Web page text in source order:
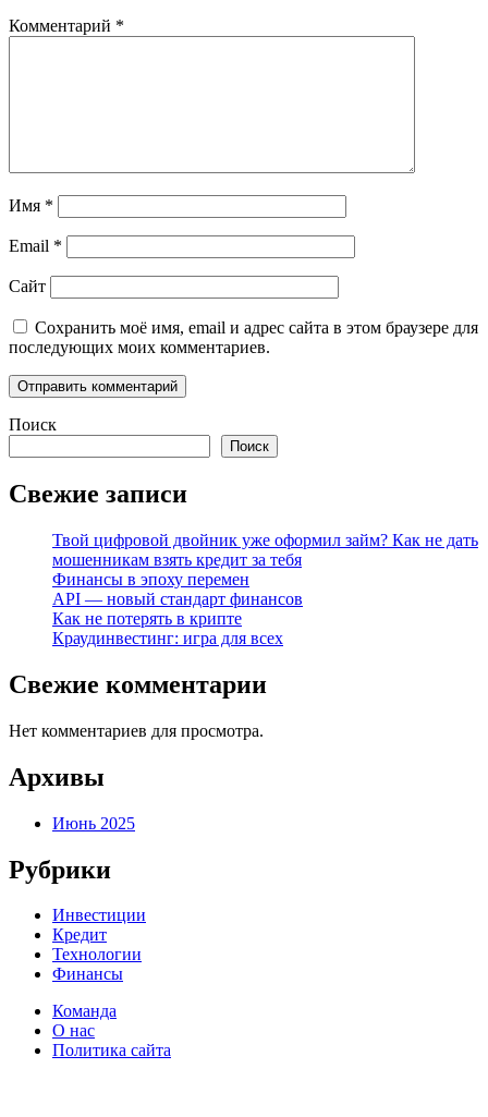
Комментарий *
Имя *
Email *
Сайт
Сохранить моё имя, email и адрес сайта в этом браузере для
последующих моих комментариев.
Поиск
Поиск
Свежие записи
Твой цифровой двойник уже оформил займ? Как не дать
мошенникам взять кредит за тебя
Финансы в эпоху перемен
API — новый стандарт финансов
Как не потерять в крипте
Краудинвестинг: игра для всех
Свежие комментарии
Нет комментариев для просмотра.
Архивы
Июнь 2025
Рубрики
Инвестиции
Кредит
Технологии
Финансы
Команда
О нас
Политика сайта